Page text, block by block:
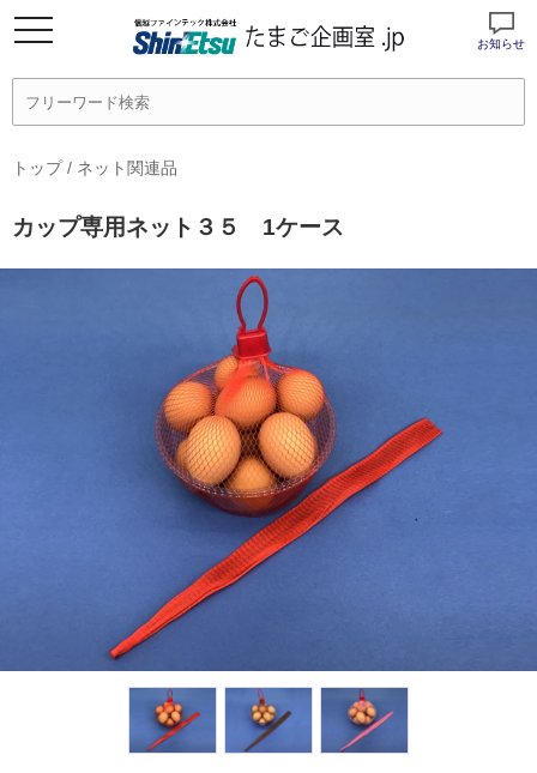
お知らせ
トップ/ ネット関連品
カップ専用ネット３５ 1ケース